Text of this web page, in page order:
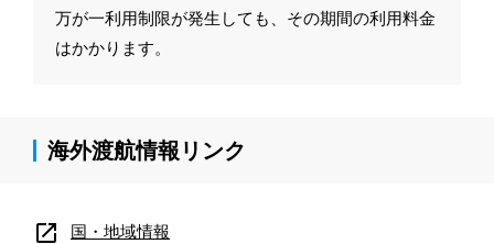
万が一利用制限が発生しても、その期間の利用料金
はかかります。
海外渡航情報リンク
open_in_new
国・地域情報